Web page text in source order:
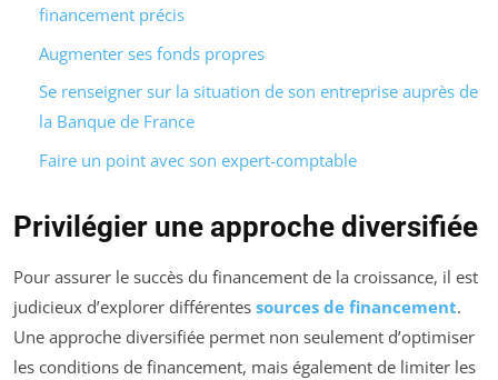
financement précis
Augmenter ses fonds propres
Se renseigner sur la situation de son entreprise auprès de
la Banque de France
Faire un point avec son expert-comptable
Privilégier une approche diversifiée
Pour assurer le succès du financement de la croissance, il est
judicieux d’explorer différentes sources de financement.
Une approche diversifiée permet non seulement d’optimiser
les conditions de financement, mais également de limiter les